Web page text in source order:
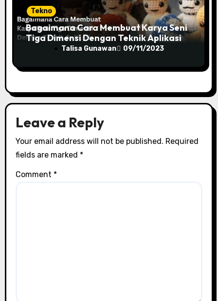
Tekno
Bagaimana Cara Membuat Karya Seni
Tiga Dimensi Dengan Teknik Aplikasi
Talisa Gunawan 09/11/2023
Leave a Reply
Your email address will not be published. Required
fields are marked *
Comment *